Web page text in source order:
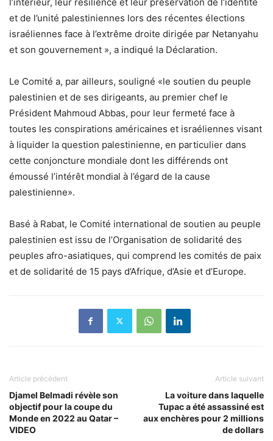
et de l’unité palestiniennes lors des récentes élections
israéliennes face à l’extrême droite dirigée par Netanyahu
et son gouvernement », a indiqué la Déclaration.
Le Comité a, par ailleurs, souligné «le soutien du peuple
palestinien et de ses dirigeants, au premier chef le
Président Mahmoud Abbas, pour leur fermeté face à
toutes les conspirations américaines et israéliennes visant
à liquider la question palestinienne, en particulier dans
cette conjoncture mondiale dont les différends ont
émoussé l’intérêt mondial à l’égard de la cause
palestinienne».
Basé à Rabat, le Comité international de soutien au peuple
palestinien est issu de l’Organisation de solidarité des
peuples afro-asiatiques, qui comprend les comités de paix
et de solidarité de 15 pays d’Afrique, d’Asie et d’Europe.
Article précédent
Djamel Belmadi révèle son
objectif pour la coupe du
Monde en 2022 au Qatar –
VIDEO
Article suivant
La voiture dans laquelle
Tupac a été assassiné est
aux enchères pour 2 millions
de dollars